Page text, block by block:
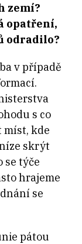
zemí?
opatření,
odradilo?
v případě
s co
míst, kde
skrýt
se týče
hrajeme
se
pátou